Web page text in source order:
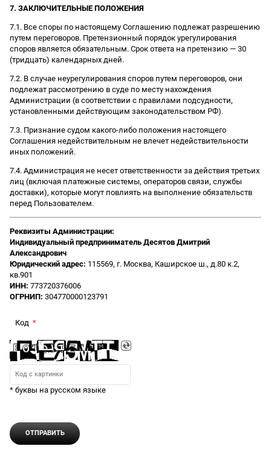
7. ЗАКЛЮЧИТЕЛЬНЫЕ ПОЛОЖЕНИЯ
7.1. Все споры по настоящему Соглашению подлежат разрешению
путем переговоров. Претензионный порядок урегулирования
споров является обязательным. Срок ответа на претензию — 30
(тридцать) календарных дней.
7.2. В случае неурегулирования споров путем переговоров, они
подлежат рассмотрению в суде по месту нахождения
Администрации (в соответствии с правилами подсудности,
установленными действующим законодательством РФ).
7.3. Признание судом какого-либо положения настоящего
Соглашения недействительным не влечет недействительности
иных положений.
7.4. Администрация не несет ответственности за действия третьих
лиц (включая платежные системы, операторов связи, службы
доставки), которые могут повлиять на выполнение обязательств
перед Пользователем.
Реквизиты Администрации:
Индивидуальный предприниматель Десятов Дмитрий
Александрович
Юридический адрес: 115569, г. Москва, Каширское ш., д.80 к.2,
кв.901
ИНН: 773720376006
ОГРНИП: 304770000123791
Код
* буквы на русском языке